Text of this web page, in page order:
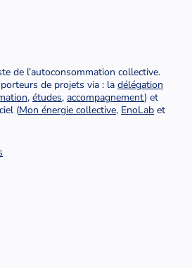
de l’autoconsommation collective.
de projets via : la délégation
, études, accompagnement) et
(Mon énergie collective, EnoLab et